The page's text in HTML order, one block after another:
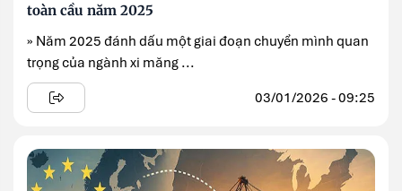
toàn cầu năm 2025
» Năm 2025 đánh dấu một giai đoạn chuyển mình quan
trọng của ngành xi măng ...
03/01/2026 - 09:25